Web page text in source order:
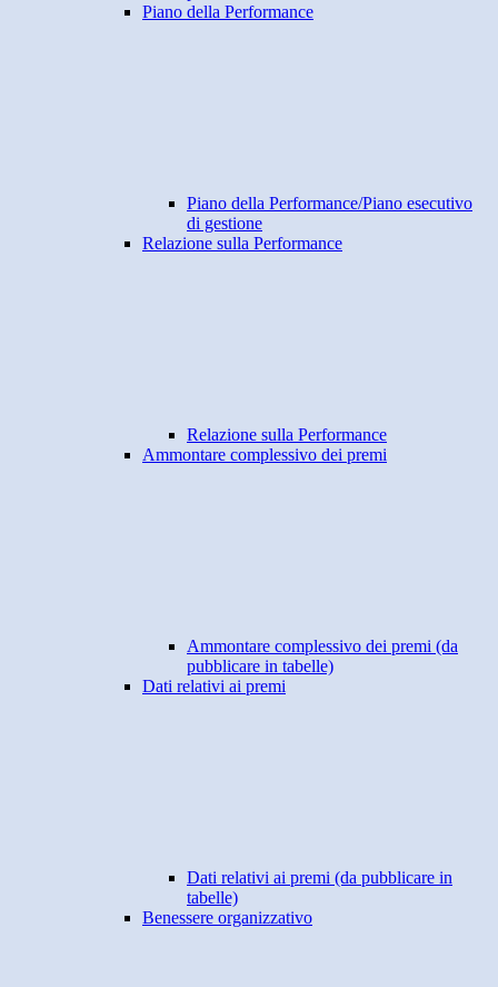
Piano della Performance
Piano della Performance/Piano esecutivo
di gestione
Relazione sulla Performance
Relazione sulla Performance
Ammontare complessivo dei premi
Ammontare complessivo dei premi (da
pubblicare in tabelle)
Dati relativi ai premi
Dati relativi ai premi (da pubblicare in
tabelle)
Benessere organizzativo